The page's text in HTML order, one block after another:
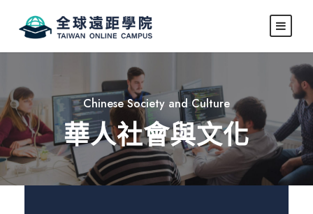
Chinese Society and Culture
華人社會與文化